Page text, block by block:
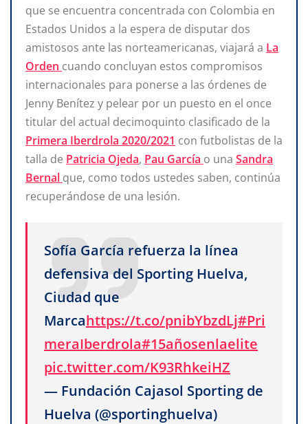
que se encuentra concentrada con Colombia en
Estados Unidos a la espera de disputar dos
amistosos ante las norteamericanas, viajará a La
Orden cuando concluyan estos compromisos
internacionales para ponerse a las órdenes de
Jenny Benítez y pelear por un puesto en el once
titular del actual decimoquinto clasificado de la
Primera Iberdrola 2020/2021 con futbolistas de la
talla de Patricia Ojeda, Pau García o una Sandra
Bernal que, como todos ustedes saben, continúa
recuperándose de una lesión.
Sofía García refuerza la línea
defensiva del Sporting Huelva,
Ciudad que
Marcahttps://t.co/pnibYbzdLj#Pri
meraIberdrola#15añosenlaelite
pic.twitter.com/K93RhkeiHZ
— Fundación Cajasol Sporting de
Huelva (@sportinghuelva)